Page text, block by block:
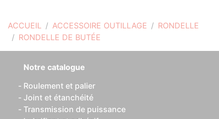
ACCUEIL ACCESSOIRE OUTILLAGE
RONDELLE
RONDELLE DE BUTÉE
Notre catalogue
Roulement et palier
Joint et étanchéité
Transmission de puissance